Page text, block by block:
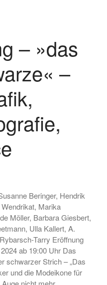
– »das
–
Beringer, Hendrik
Marika
Möller, Barbara Giesbert,
Ulla Kallert, A.
Tarry Eröffnung
ab 19:00 Uhr Das
schwarzer Strich – „Das
und die Modeikone für